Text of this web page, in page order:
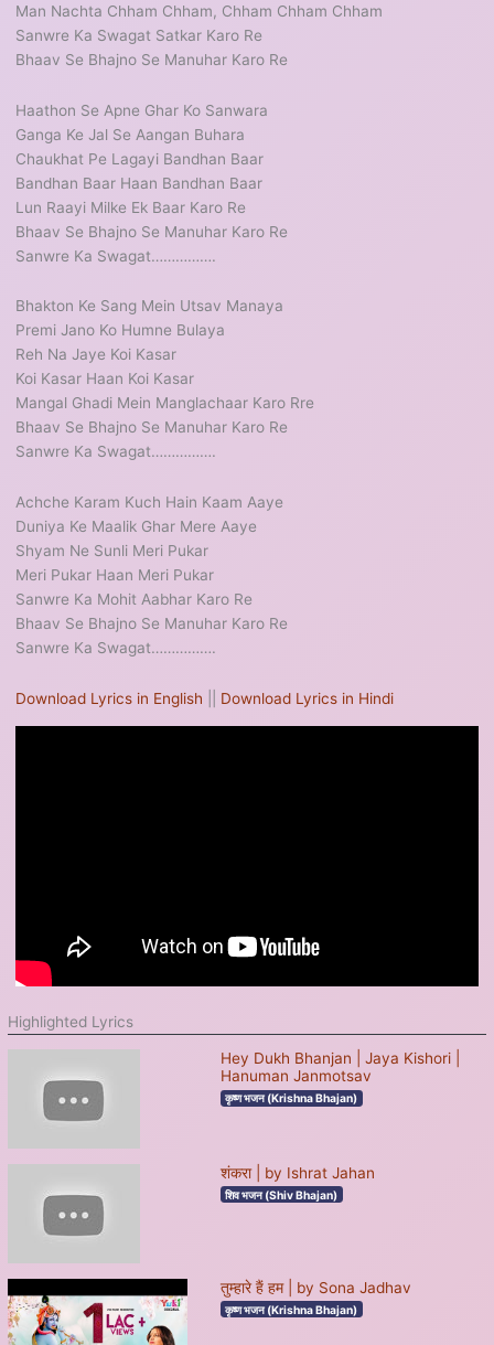
Man Nachta Chham Chham, Chham Chham Chham
Sanwre Ka Swagat Satkar Karo Re
Bhaav Se Bhajno Se Manuhar Karo Re
Haathon Se Apne Ghar Ko Sanwara
Ganga Ke Jal Se Aangan Buhara
Chaukhat Pe Lagayi Bandhan Baar
Bandhan Baar Haan Bandhan Baar
Lun Raayi Milke Ek Baar Karo Re
Bhaav Se Bhajno Se Manuhar Karo Re
Sanwre Ka Swagat…………….
Bhakton Ke Sang Mein Utsav Manaya
Premi Jano Ko Humne Bulaya
Reh Na Jaye Koi Kasar
Koi Kasar Haan Koi Kasar
Mangal Ghadi Mein Manglachaar Karo Rre
Bhaav Se Bhajno Se Manuhar Karo Re
Sanwre Ka Swagat…………….
Achche Karam Kuch Hain Kaam Aaye
Duniya Ke Maalik Ghar Mere Aaye
Shyam Ne Sunli Meri Pukar
Meri Pukar Haan Meri Pukar
Sanwre Ka Mohit Aabhar Karo Re
Bhaav Se Bhajno Se Manuhar Karo Re
Sanwre Ka Swagat…………….
Download Lyrics in English Download Lyrics in Hindi
Highlighted Lyrics
Hey Dukh Bhanjan | Jaya Kishori |
Hanuman Janmotsav
कृष्ण भजन (Krishna Bhajan)
शंकरा | by Ishrat Jahan
शिव भजन (Shiv Bhajan)
तुम्हारे हैं हम | by Sona Jadhav
कृष्ण भजन (Krishna Bhajan)